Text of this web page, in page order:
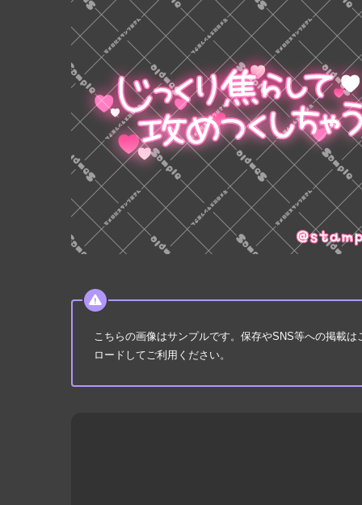
こちらの画像はサンプルです。保存やSNS等への掲載
ロードしてご利用ください。